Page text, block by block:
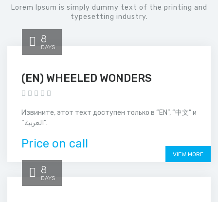
Lorem Ipsum is simply dummy text of the printing and
typesetting industry.
8
DAYS
(EN) WHEELED WONDERS
Извините, этот техт доступен только в “EN”, “中文” и
“العربية”.
Price on call
VIEW MORE
8
DAYS